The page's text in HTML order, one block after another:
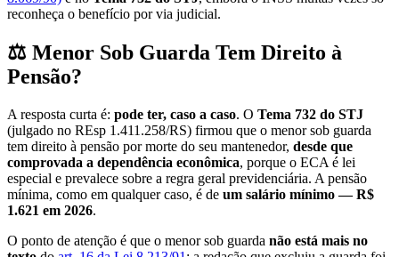
reconheça o benefício por via judicial.
⚖️ Menor Sob Guarda Tem Direito à
Pensão?
A resposta curta é: pode ter, caso a caso. O Tema 732 do STJ
(julgado no REsp 1.411.258/RS) firmou que o menor sob guarda
tem direito à pensão por morte do seu mantenedor, desde que
comprovada a dependência econômica, porque o ECA é lei
especial e prevalece sobre a regra geral previdenciária. A pensão
mínima, como em qualquer caso, é de um salário mínimo — R$
1.621 em 2026.
O ponto de atenção é que o menor sob guarda não está mais no